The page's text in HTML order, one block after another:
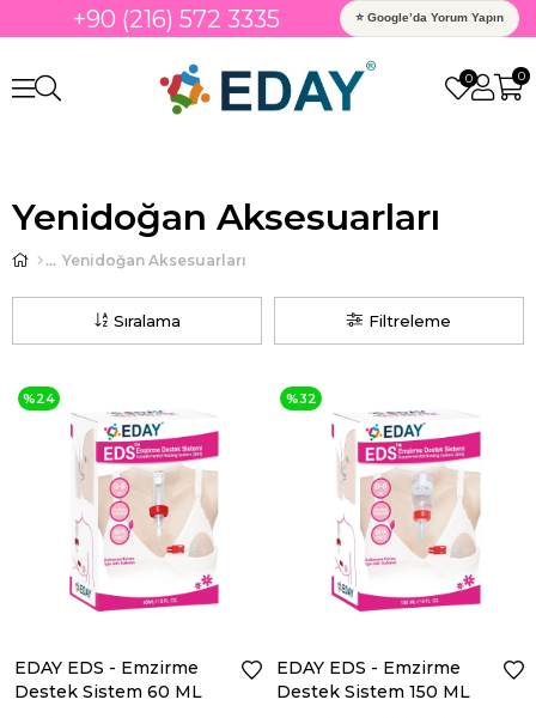
+90 (216) 572 3335 ⭐ Google’da Yorum Yapın
0 0
Yenidoğan Aksesuarları
Yenidoğan Aksesuarları
Filtreleme
Sıralama
EDAY EDS - Emzirme
Destek Sistem 60 ML
%24
EDAY EDS - Emzirme
Destek Sistem 150 ML
%32